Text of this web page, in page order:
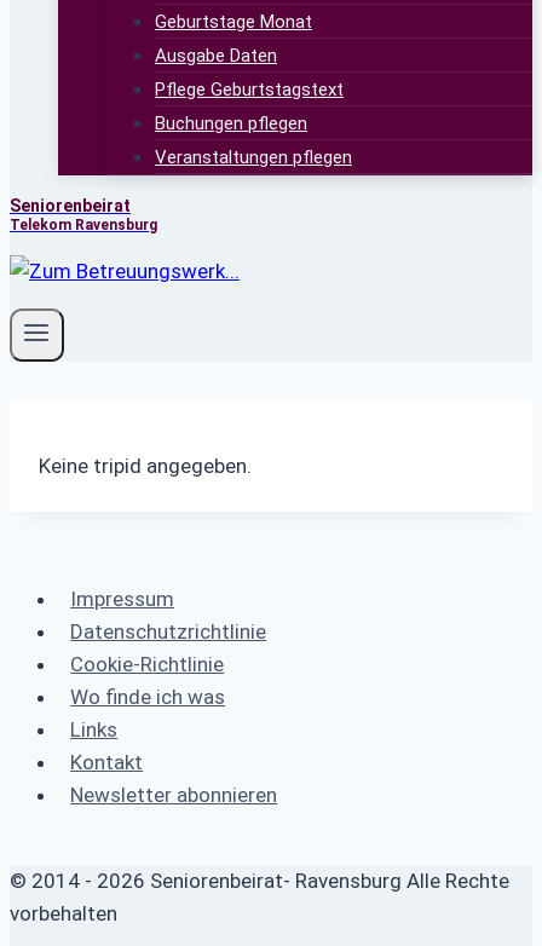
Geburtstage Monat
Ausgabe Daten
Pflege Geburtstagstext
Buchungen pflegen
Veranstaltungen pflegen
Seniorenbeirat
Telekom Ravensburg
Keine tripid angegeben.
Impressum
Datenschutzrichtlinie
Cookie-Richtlinie
Wo finde ich was
Links
Kontakt
Newsletter abonnieren
© 2014 - 2026 Seniorenbeirat- Ravensburg Alle Rechte
vorbehalten